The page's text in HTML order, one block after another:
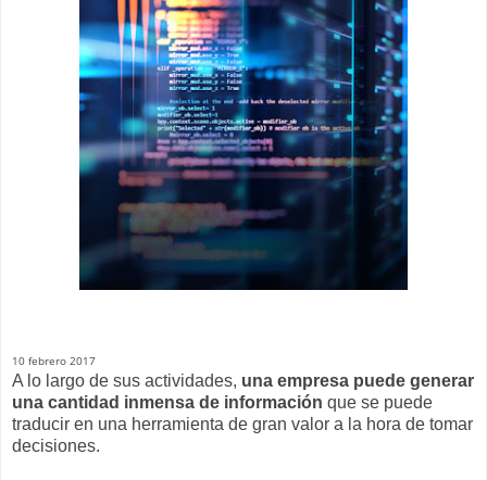
10 febrero 2017
A lo largo de sus actividades, una empresa puede generar
una cantidad inmensa de información que se puede
traducir en una herramienta de gran valor a la hora de tomar
decisiones.